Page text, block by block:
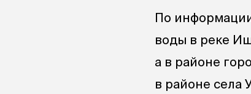
По информации
воды в реке
а в районе
в районе села